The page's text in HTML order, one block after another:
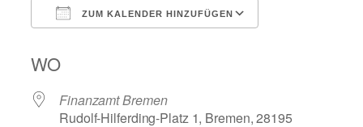
ZUM KALENDER HINZUFÜGEN
WO
Finanzamt Bremen
Rudolf-Hilferding-Platz 1, Bremen, 28195